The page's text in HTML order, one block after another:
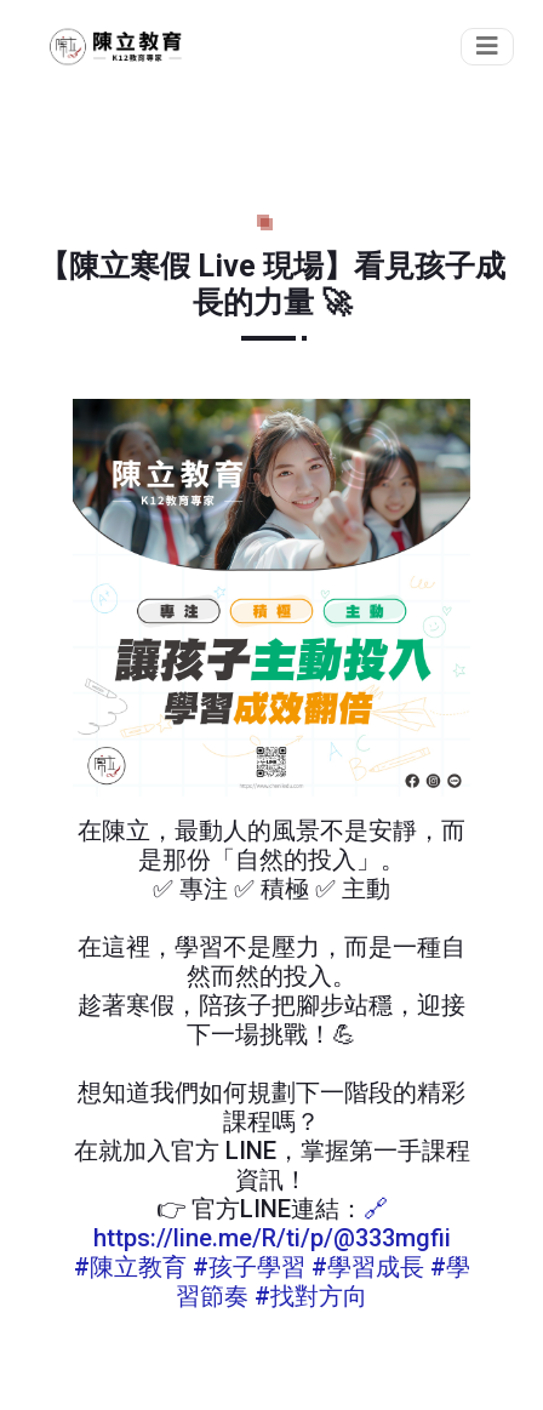
【陳立寒假 Live 現場】看見孩子成
長的力量 🚀
在陳立，最動人的風景不是安靜，而
是那份「自然的投入」。
✅ 專注 ✅ 積極 ✅ 主動
在這裡，學習不是壓力，而是一種自
然而然的投入。
趁著寒假，陪孩子把腳步站穩，迎接
下一場挑戰！💪
想知道我們如何規劃下一階段的精彩
課程嗎？
在就加入官方 LINE，掌握第一手課程
資訊！
👉 官方LINE連結： 🔗
https://line.me/R/ti/p/@333mgfii
#陳立教育 #孩子學習 #學習成長 #學
習節奏 #找對方向